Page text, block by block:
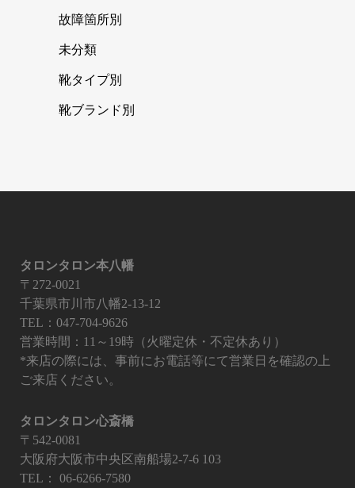
故障箇所別
未分類
靴タイプ別
靴ブランド別
タロンタロン本八幡
〒272-0021
千葉県市川市八幡2-13-12
TEL：047-704-9626
営業時間：11～19時（火曜定休・不定休あり）
*来店の際には、事前にお電話等にて営業日を確認の上
ご来店ください。
タロンタロン心斎橋
〒542-0081
大阪府大阪市中央区南船場2-7-6 103
TEL：
06-6266-7580